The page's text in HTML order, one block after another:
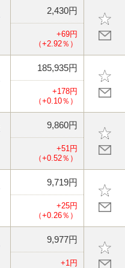
2,430円
+69円
（+2.92％）
185,935円
+178円
（+0.10％）
9,860円
+51円
（+0.52％）
9,719円
+25円
（+0.26％）
9,977円
+1円